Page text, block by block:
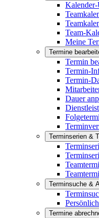
Team-
Meine
Termine
Termin
Termin-
Termin-
Dauer
Terminserien &
Terminsuche &
Termine